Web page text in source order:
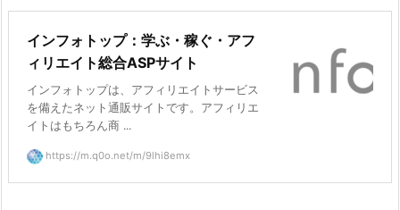
インフォトップ：学ぶ・稼ぐ・アフ
ィリエイト総合ASPサイト
インフォトップは、アフィリエイトサービス
を備えたネット通販サイトです。アフィリエ
イトはもちろん商 ...
https://m.q0o.net/m/9lhi8emx